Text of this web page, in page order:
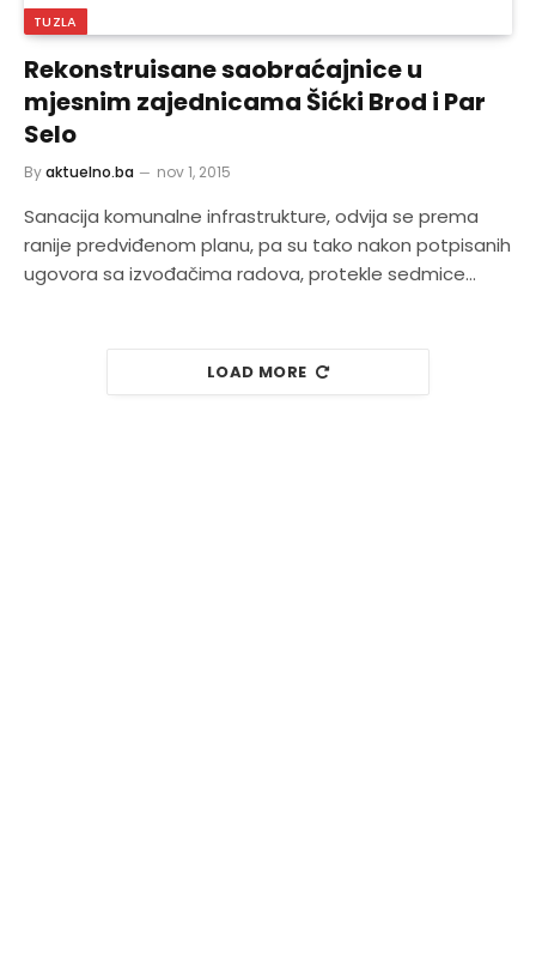
TUZLA
Rekonstruisane saobraćajnice u
mjesnim zajednicama Šićki Brod i Par
Selo
Byaktuelno.ba nov 1, 2015
Sanacija komunalne infrastrukture, odvija se prema
ranije predviđenom planu, pa su tako nakon potpisanih
ugovora sa izvođačima radova, protekle sedmice…
LOAD MORE